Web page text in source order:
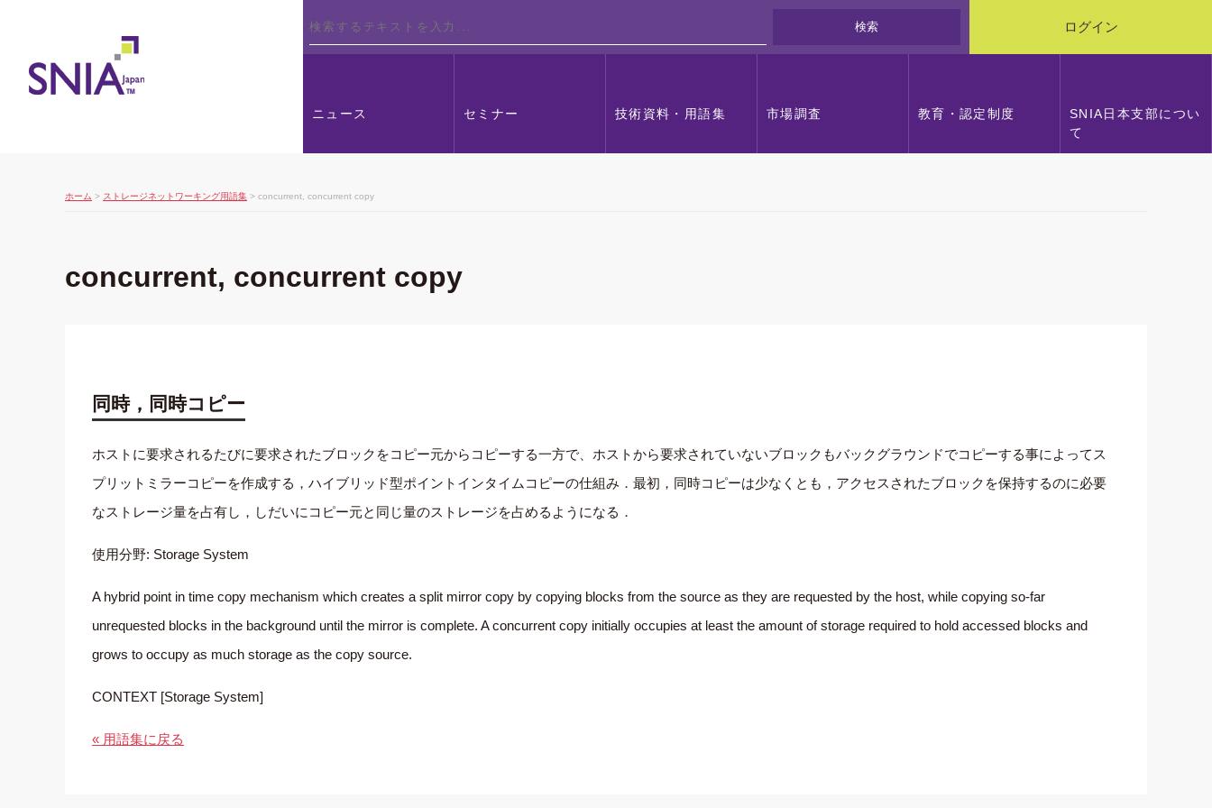
検索 ログイン
ニュース セミナー 技術資料・用語集 市場調査 教育・認定制度
SNIA日本支部につい
て
ホーム > ストレージネットワーキング用語集 > concurrent, concurrent copy
concurrent, concurrent copy
同時，同時コピー
ホストに要求されるたびに要求されたブロックをコピー元からコピーする一方で、ホストから要求されていないブロックもバックグラウンドでコピーする事によってス
プリットミラーコピーを作成する，ハイブリッド型ポイントインタイムコピーの仕組み．最初，同時コピーは少なくとも，アクセスされたブロックを保持するのに必要
なストレージ量を占有し，しだいにコピー元と同じ量のストレージを占めるようになる．
使用分野: Storage System
A hybrid point in time copy mechanism which creates a split mirror copy by copying blocks from the source as they are requested by the host, while copying so-far
unrequested blocks in the background until the mirror is complete. A concurrent copy initially occupies at least the amount of storage required to hold accessed blocks and
grows to occupy as much storage as the copy source.
CONTEXT [Storage System]
« 用語集に戻る